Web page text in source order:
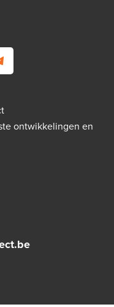
ontwikkelingen en